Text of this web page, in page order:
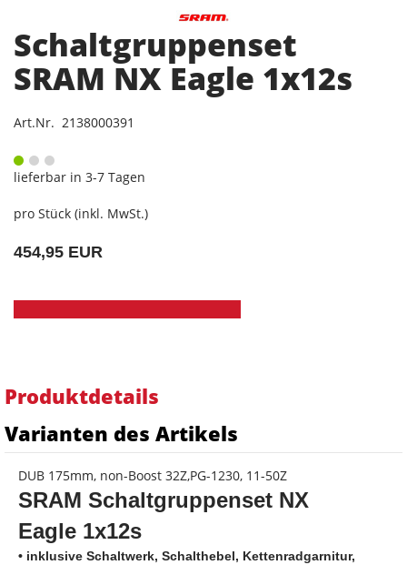
Schaltgruppenset
SRAM NX Eagle 1x12s
Art.Nr. 2138000391
lieferbar in 3-7 Tagen
pro Stück (inkl. MwSt.)
454,95 EUR
Produktdetails
Varianten des Artikels
DUB 175mm, non-Boost 32Z,PG-1230, 11-50Z
SRAM Schaltgruppenset NX
Eagle 1x12s
• inklusive Schaltwerk, Schalthebel, Kettenradgarnitur,